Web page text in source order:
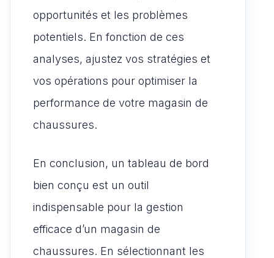
opportunités et les problèmes
potentiels. En fonction de ces
analyses, ajustez vos stratégies et
vos opérations pour optimiser la
performance de votre magasin de
chaussures.
En conclusion, un tableau de bord
bien conçu est un outil
indispensable pour la gestion
efficace d’un magasin de
chaussures. En sélectionnant les